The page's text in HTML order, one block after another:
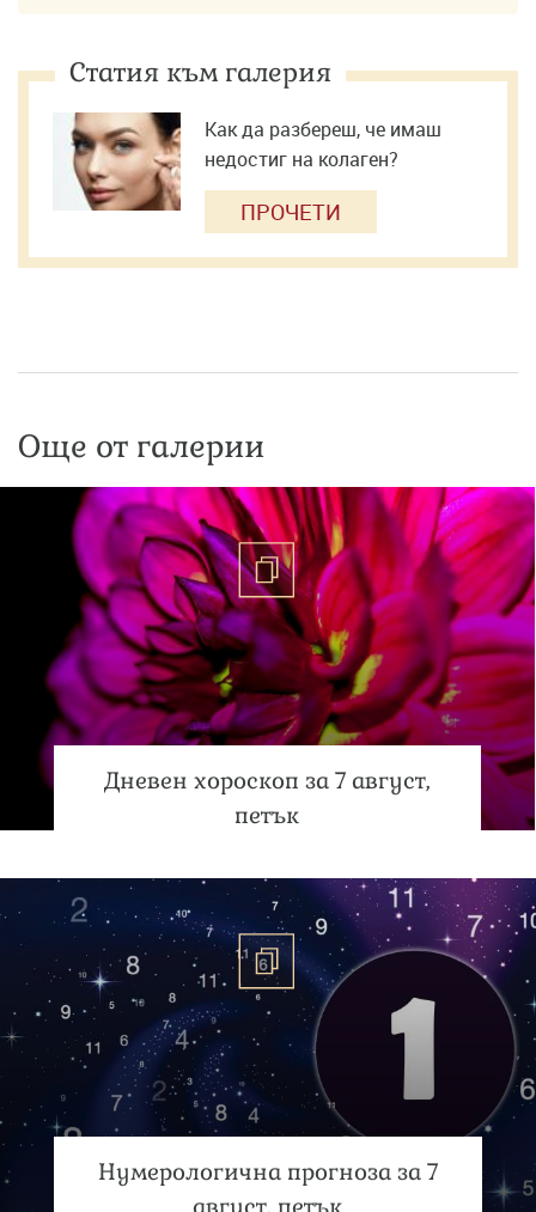
Статия към галерия
Как да разбереш, че имаш
недостиг на колаген?
ПРОЧЕТИ
Още от галерии
Дневен хороскоп за 7 август,
петък
Нумерологична прогноза за 7